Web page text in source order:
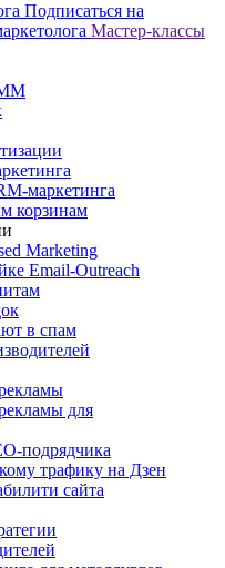
Подписаться на
Мастер-классы
маркетинга
корзинам
Marketing
Email-Outreach
в спам
для
подрядчика
трафику на Дзен
сайта